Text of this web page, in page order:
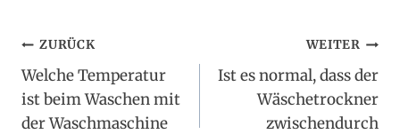
Beitragsnavigation
ZURÜCK
Welche Temperatur
ist beim Waschen mit
der Waschmaschine
WEITER
Ist es normal, dass der
Wäschetrockner
zwischendurch